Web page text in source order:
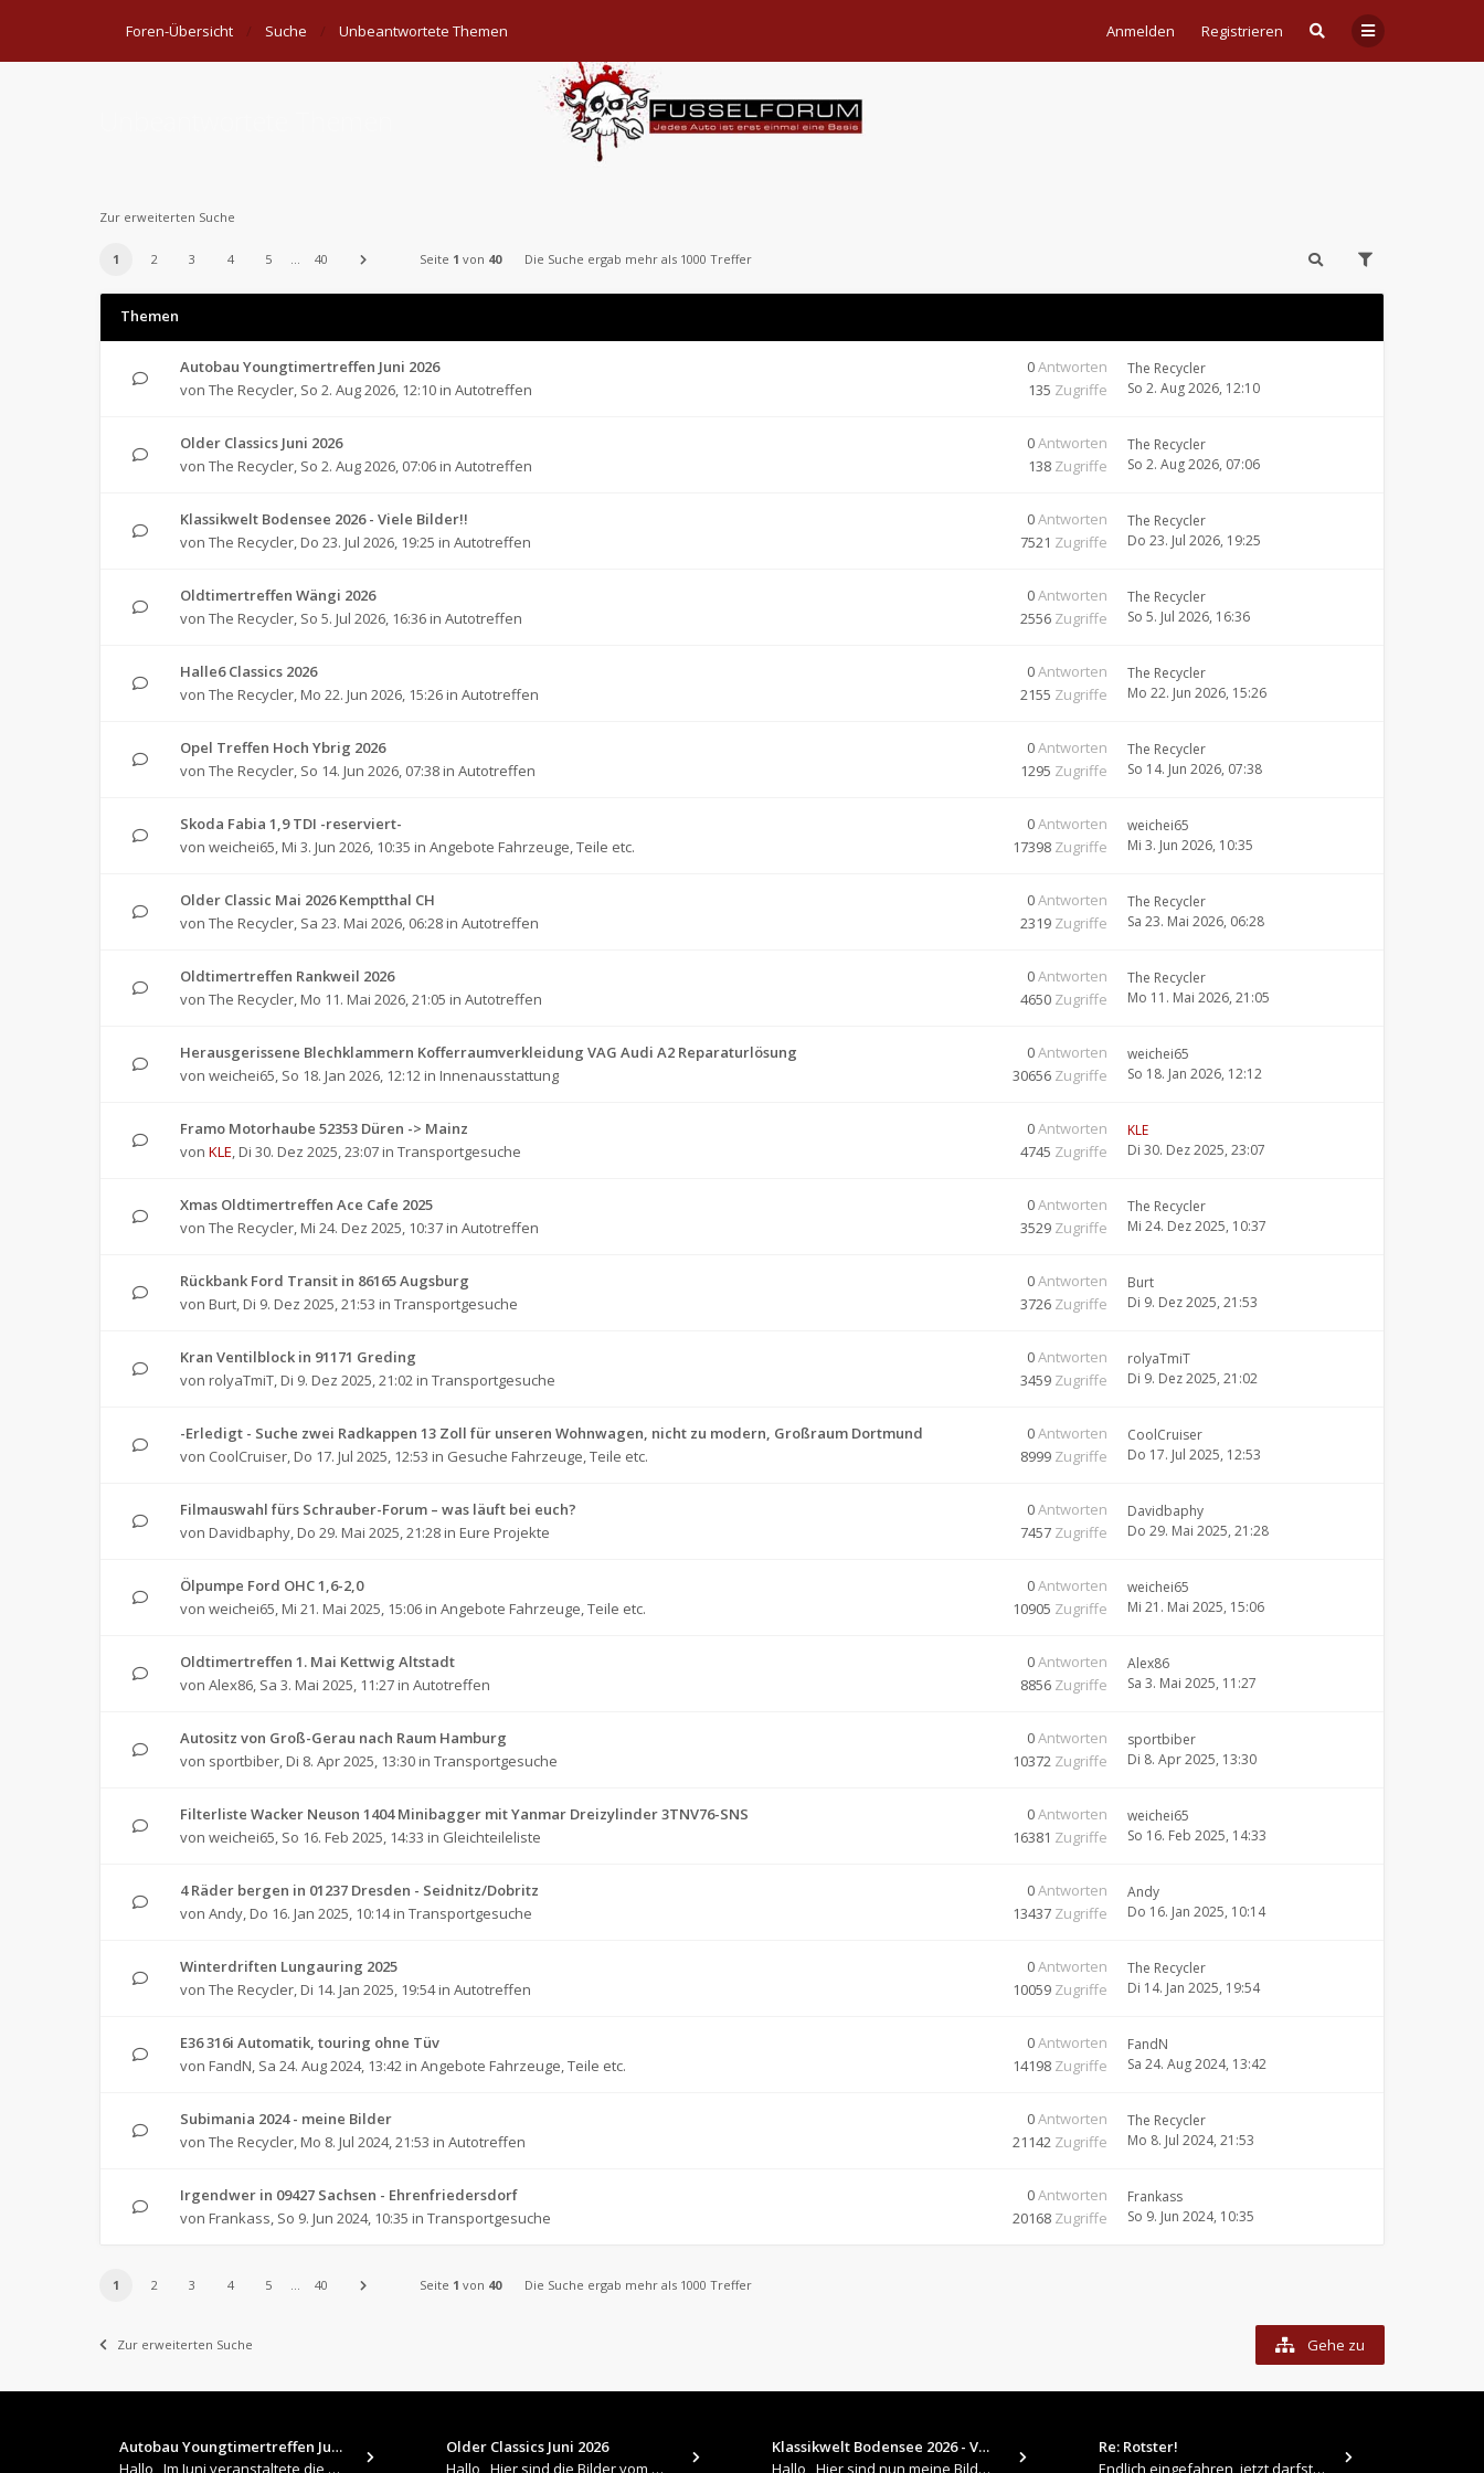
Anmelden Registrieren
Foren-Übersicht Suche Unbeantwortete Themen
Zur erweiterten Suche
1 2 3 4 5 … 40 Seite 1 von 40 Die Suche ergab mehr als 1000 Treffer
Themen
Autobau Youngtimertreffen Juni 2026
von The Recycler, So 2. Aug 2026, 12:10 in Autotreffen
0Antworten
135 Zugriffe
The Recycler
So 2. Aug 2026, 12:10
Older Classics Juni 2026
von The Recycler, So 2. Aug 2026, 07:06 in Autotreffen
0Antworten
138 Zugriffe
The Recycler
So 2. Aug 2026, 07:06
Klassikwelt Bodensee 2026 - Viele Bilder!!
von The Recycler, Do 23. Jul 2026, 19:25 in Autotreffen
0Antworten
7521 Zugriffe
The Recycler
Do 23. Jul 2026, 19:25
Oldtimertreffen Wängi 2026
von The Recycler, So 5. Jul 2026, 16:36 in Autotreffen
0Antworten
2556 Zugriffe
The Recycler
So 5. Jul 2026, 16:36
Halle6 Classics 2026
von The Recycler, Mo 22. Jun 2026, 15:26 in Autotreffen
0Antworten
2155 Zugriffe
The Recycler
Mo 22. Jun 2026, 15:26
Opel Treffen Hoch Ybrig 2026
von The Recycler, So 14. Jun 2026, 07:38 in Autotreffen
0Antworten
1295 Zugriffe
The Recycler
So 14. Jun 2026, 07:38
Skoda Fabia 1,9 TDI -reserviert-
von weichei65, Mi 3. Jun 2026, 10:35 in Angebote Fahrzeuge, Teile etc.
0Antworten
17398 Zugriffe
weichei65
Mi 3. Jun 2026, 10:35
Older Classic Mai 2026 Kemptthal CH
von The Recycler, Sa 23. Mai 2026, 06:28 in Autotreffen
0Antworten
2319 Zugriffe
The Recycler
Sa 23. Mai 2026, 06:28
Oldtimertreffen Rankweil 2026
von The Recycler, Mo 11. Mai 2026, 21:05 in Autotreffen
0Antworten
4650 Zugriffe
The Recycler
Mo 11. Mai 2026, 21:05
Herausgerissene Blechklammern Kofferraumverkleidung VAG Audi A2 Reparaturlösung
von weichei65, So 18. Jan 2026, 12:12 in Innenausstattung
0Antworten
30656 Zugriffe
weichei65
So 18. Jan 2026, 12:12
Framo Motorhaube 52353 Düren -> Mainz
von KLE, Di 30. Dez 2025, 23:07 in Transportgesuche
0Antworten
4745 Zugriffe
KLE
Di 30. Dez 2025, 23:07
Xmas Oldtimertreffen Ace Cafe 2025
von The Recycler, Mi 24. Dez 2025, 10:37 in Autotreffen
0Antworten
3529 Zugriffe
The Recycler
Mi 24. Dez 2025, 10:37
Rückbank Ford Transit in 86165 Augsburg
von Burt, Di 9. Dez 2025, 21:53 in Transportgesuche
0Antworten
3726 Zugriffe
Burt
Di 9. Dez 2025, 21:53
Kran Ventilblock in 91171 Greding
von rolyaTmiT, Di 9. Dez 2025, 21:02 in Transportgesuche
0Antworten
3459 Zugriffe
rolyaTmiT
Di 9. Dez 2025, 21:02
-Erledigt - Suche zwei Radkappen 13 Zoll für unseren Wohnwagen, nicht zu modern, Großraum Dortmund
von CoolCruiser, Do 17. Jul 2025, 12:53 in Gesuche Fahrzeuge, Teile etc.
0Antworten
8999 Zugriffe
CoolCruiser
Do 17. Jul 2025, 12:53
Filmauswahl fürs Schrauber-Forum – was läuft bei euch?
von Davidbaphy, Do 29. Mai 2025, 21:28 in Eure Projekte
0Antworten
7457 Zugriffe
Davidbaphy
Do 29. Mai 2025, 21:28
Ölpumpe Ford OHC 1,6-2,0
von weichei65, Mi 21. Mai 2025, 15:06 in Angebote Fahrzeuge, Teile etc.
0Antworten
10905 Zugriffe
weichei65
Mi 21. Mai 2025, 15:06
Oldtimertreffen 1. Mai Kettwig Altstadt
von Alex86, Sa 3. Mai 2025, 11:27 in Autotreffen
0Antworten
8856 Zugriffe
Alex86
Sa 3. Mai 2025, 11:27
Autositz von Groß-Gerau nach Raum Hamburg
von sportbiber, Di 8. Apr 2025, 13:30 in Transportgesuche
0Antworten
10372 Zugriffe
sportbiber
Di 8. Apr 2025, 13:30
Filterliste Wacker Neuson 1404 Minibagger mit Yanmar Dreizylinder 3TNV76-SNS
von weichei65, So 16. Feb 2025, 14:33 in Gleichteileliste
0Antworten
16381 Zugriffe
weichei65
So 16. Feb 2025, 14:33
4 Räder bergen in 01237 Dresden - Seidnitz/Dobritz
von Andy, Do 16. Jan 2025, 10:14in Transportgesuche
0Antworten
13437 Zugriffe
Andy
Do 16. Jan 2025, 10:14
Winterdriften Lungauring 2025
von The Recycler, Di 14. Jan 2025, 19:54in Autotreffen
0Antworten
10059 Zugriffe
The Recycler
Di 14. Jan 2025, 19:54
E36 316i Automatik, touring ohne Tüv
von FandN, Sa 24. Aug 2024, 13:42 in Angebote Fahrzeuge, Teile etc.
0Antworten
14198 Zugriffe
FandN
Sa 24. Aug 2024, 13:42
Subimania 2024 - meine Bilder
von The Recycler, Mo 8. Jul 2024, 21:53 in Autotreffen
0Antworten
21142 Zugriffe
The Recycler
Mo 8. Jul 2024, 21:53
Irgendwer in 09427 Sachsen - Ehrenfriedersdorf
von Frankass, So 9. Jun 2024, 10:35 in Transportgesuche
0Antworten
20168 Zugriffe
Frankass
So 9. Jun 2024, 10:35
1 2 3 4 5 … 40 Seite 1 von 40 Die Suche ergab mehr als 1000 Treffer
Zur erweiterten Suche Gehe zu
Autobau Youngtimertreffen Jun…
Hallo , Im Juni veranstaltete die Autobau in Romanshorn auf ihrem Gelände ein kleines Youngtimertreffen : https://up.
Older Classics Juni 2026
​Hallo , Hier sind die Bilder vom Older Classics im Juni 2026 : https://up.picr.de/51155940wd.jpg https://up.pic
Klassikwelt Bodensee 2026 - V…
Hallo , Hier sind nun meine Bilder 2026er Klassikwelt Bodensee 😀 https://up.picr.de/51125547rb.jpg https://up.pi
Re: Rotster!
Endlich eingefahren, jetzt darfste Vollgas geben 👍